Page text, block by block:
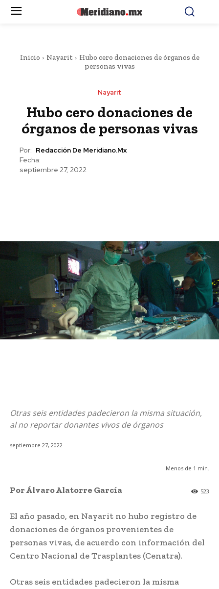
Inicio Nayarit
Hubo cero donaciones de órganos de
personas vivas
Nayarit
Hubo cero donaciones de
órganos de personas vivas
Por: Redacción De Meridiano.mx
Fecha:
septiembre 27, 2022
Otras seis entidades padecieron la misma situación,
al no reportar donantes vivos de órganos
septiembre 27, 2022
Menos de 1 min.
523
Por Álvaro Alatorre García
El año pasado, en Nayarit no hubo registro de
donaciones de órganos provenientes de
personas vivas, de acuerdo con información del
Centro Nacional de Trasplantes (Cenatra).
Otras seis entidades padecieron la misma